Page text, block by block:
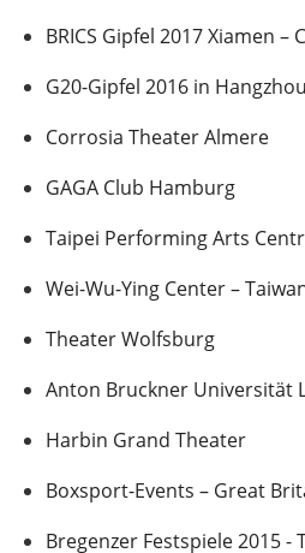
BRICS Gipfel 2017 Xiamen –
G20-Gipfel 2016 in Hangzhou
Corrosia Theater Almere
GAGA Club Hamburg
Taipei Performing Arts
Wei-Wu-Ying Center –
Theater Wolfsburg
Anton Bruckner Universität
Harbin Grand Theater
Boxsport-Events – Great
Bregenzer Festspiele 2015 -